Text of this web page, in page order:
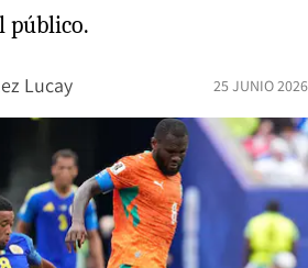
público.
Lucay 25 JUNIO 2026